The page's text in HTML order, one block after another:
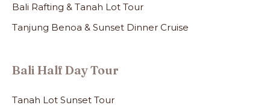
Bali Rafting & Tanah Lot Tour
Tanjung Benoa & Sunset Dinner Cruise
Bali Half Day Tour
Tanah Lot Sunset Tour